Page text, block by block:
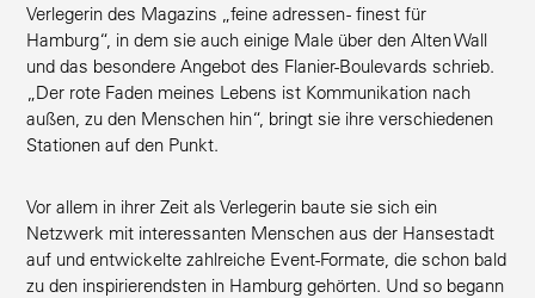
Verle­gerin des Magazins „feine adressen - finest für
Hamburg“, in dem sie auch einige Male über den Alten Wall
und das besondere Angebot des Flanier-Boule­vards schrieb.
„Der rote Faden meines Lebens ist Kommu­ni­kation nach
außen, zu den Menschen hin“, bringt sie ihre verschie­denen
Stationen auf den Punkt.
Vor allem in ihrer Zeit als Verle­gerin baute sie sich ein
Netzwerk mit inter­es­santen Menschen aus der Hanse­stadt
auf und entwi­ckelte zahlreiche Event-Formate, die schon bald
zu den inspi­rie­rendsten in Hamburg gehörten. Und so begann